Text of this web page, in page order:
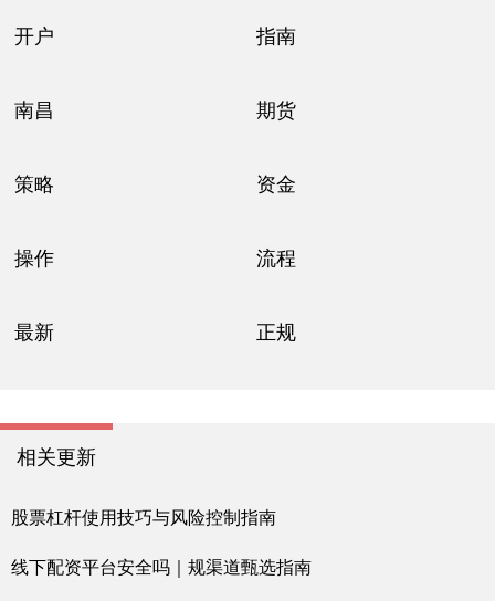
开户 指南
南昌 期货
策略 资金
操作 流程
最新 正规
相关更新
股票杠杆使用技巧与风险控制指南
线下配资平台安全吗｜规渠道甄选指南